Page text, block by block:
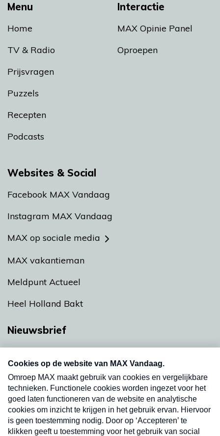
Menu
Home
TV & Radio
Prijsvragen
Puzzels
Recepten
Podcasts
Interactie
MAX Opinie Panel
Oproepen
Websites & Social
Facebook MAX Vandaag
Instagram MAX Vandaag
MAX op sociale media
MAX vakantieman
Meldpunt Actueel
Heel Holland Bakt
Nieuwsbrief
nieuwsbrief. Elke vrijdag- en dinsdagochtend in
uw mailbox.
Verzend